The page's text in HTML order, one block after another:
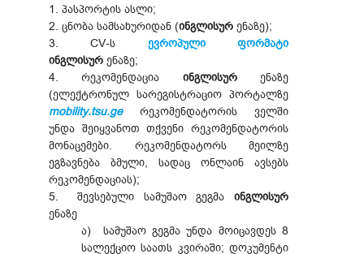
1. პასპორტის ასლი;
2. ცნობა სამსახურიდან (ინგლისურ ენაზე);
3. CV-ს ევროპული ფორმატი
ინგლისურ ენაზე;
4. რეკომენდაცია ინგლისურენაზე
(ელექტრონულ სარეგისტრაციო პორტალზე
mobility.tsu.geრეკომენდატორის ველში
უნდა შეიყვანოთ თქვენი რეკომენდატორის
მონაცემები. რეკომენდატორს მეილზე
ეგზავნება ბმული, სადაც ონლაინ ავსებს
რეკომენდაციას);
5. შევსებული სამუშაო გეგმა ინგლისურ
ენაზე
ა) სამუშაო გეგმა უნდა მოიცავდეს 8
სალექციო საათს კვირაში; დოკუმენტი